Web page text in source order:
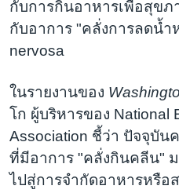
กับการกินอาหารเพื่อสุข
กับอาการ "คลั่งการลดน้ำ
nervosa
ในรายงานของ
โก ผู้บริหารของ National
Association ชี้ว่า ปัจจุบัน
ที่มีอาการ "คลั่งกินคลีน"
ไปสู่การจำกัดอาหารหรือ